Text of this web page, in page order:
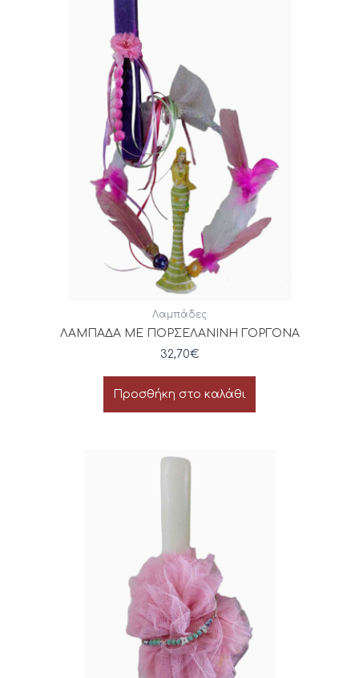
Λαμπάδες
ΛΑΜΠΑΔΑ ΜΕ ΠΟΡΣΕΛΑΝΙΝΗ ΓΟΡΓΟΝΑ
32,70€
Προσθήκη στο καλάθι